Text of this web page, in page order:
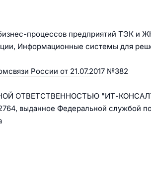
процессов предприятий ТЭК и
Информационные системы для
России от 21.07.2017 №382
ОТВЕТСТВЕННОСТЬЮ "ИТ-
выданное Федеральной службой